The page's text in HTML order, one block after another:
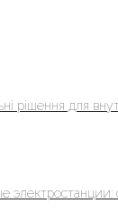
рішення для